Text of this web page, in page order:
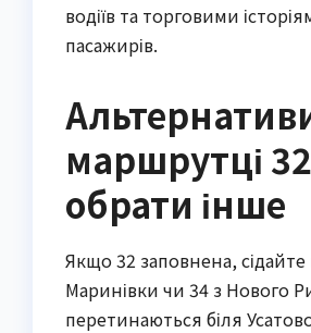
водіїв та торговими
пасажирів.
маршрутці
обрати інше
Якщо 32 заповнена,
Маринівки чи 34 з Нового
перетинаються біля